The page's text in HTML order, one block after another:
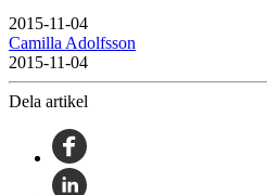
2015-11-04
Camilla Adolfsson
2015-11-04
Dela artikel